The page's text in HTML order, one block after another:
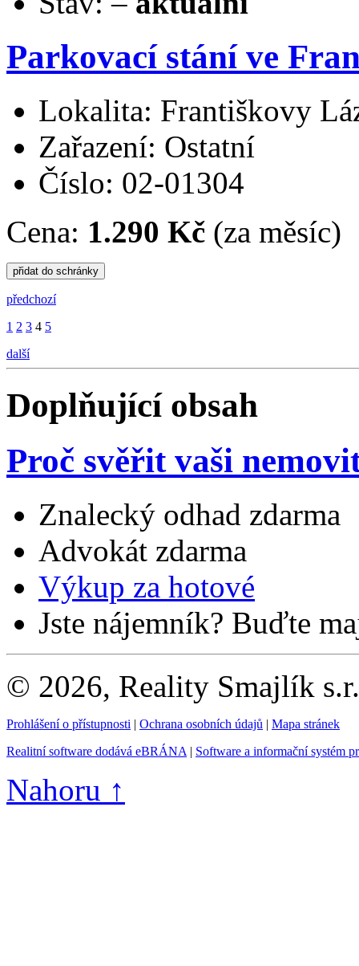
Parkovací stání ve
Lokalita: Františkovy
Zařazení: Ostatní
Číslo: 02-01304
Cena: 1.290 Kč (za měsíc)
předchozí
1 2 3 4 5
další
Doplňující obsah
Proč svěřit vaši
Znalecký odhad zdarma
Advokát zdarma
Výkup za hotové
Jste nájemník? Buďte
© 2026, Reality Smajlík
Prohlášení o přístupnosti | Ochrana osobních údajů | Mapa stránek
Realitní software dodává eBRÁNA | Software a informační systém
Nahoru ↑